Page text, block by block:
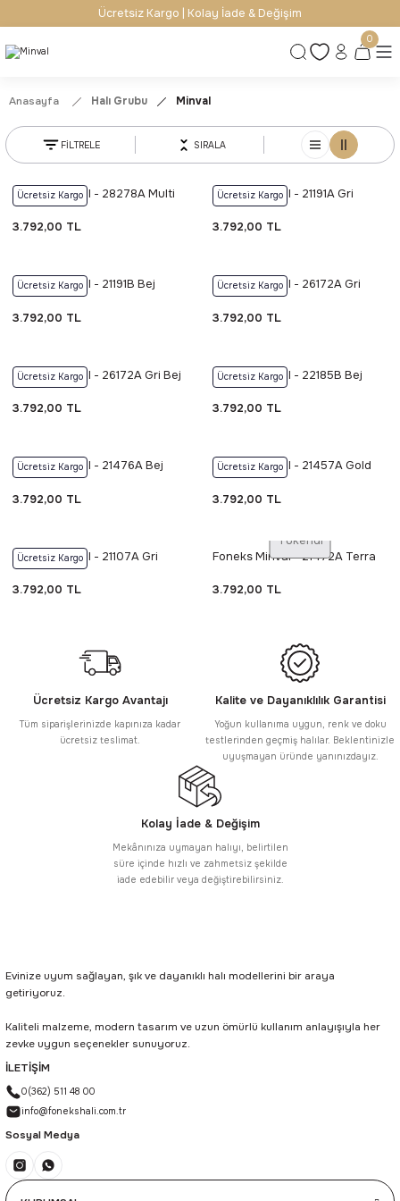
Ücretsiz Kargo | Kolay İade & Değişim
0
Anasayfa Halı Grubu Minval
FİLTRELE SIRALA
Ücretsiz Kargo
Foneks Minval - 28278A Multi
3.792,00 TL
Ücretsiz Kargo
Foneks Minval - 21191A Gri
3.792,00 TL
Ücretsiz Kargo
Foneks Minval - 21191B Bej
3.792,00 TL
Ücretsiz Kargo
Foneks Minval - 26172A Gri
3.792,00 TL
Ücretsiz Kargo
Foneks Minval - 26172A Gri Bej
3.792,00 TL
Ücretsiz Kargo
Foneks Minval - 22185B Bej
3.792,00 TL
Ücretsiz Kargo
Foneks Minval - 21476A Bej
3.792,00 TL
Ücretsiz Kargo
Foneks Minval - 21457A Gold
3.792,00 TL
Ücretsiz Kargo
Foneks Minval - 21107A Gri
3.792,00 TL
Tükendi
Foneks Minval - 21472A Terra
3.792,00 TL
Ücretsiz Kargo Avantajı
Tüm siparişlerinizde kapınıza kadar
ücretsiz teslimat.
Kalite ve Dayanıklılık Garantisi
Yoğun kullanıma uygun, renk ve doku
testlerinden geçmiş halılar. Beklentinizle
uyuşmayan üründe yanınızdayız.
Kolay İade & Değişim
Mekânınıza uymayan halıyı, belirtilen
süre içinde hızlı ve zahmetsiz şekilde
iade edebilir veya değiştirebilirsiniz.
Evinize uyum sağlayan, şık ve dayanıklı halı modellerini bir araya
getiriyoruz.
Kaliteli malzeme, modern tasarım ve uzun ömürlü kullanım anlayışıyla her
zevke uygun seçenekler sunuyoruz.
İLETİŞİM
0(362) 511 48 00
info@fonekshali.com.tr
Sosyal Medya